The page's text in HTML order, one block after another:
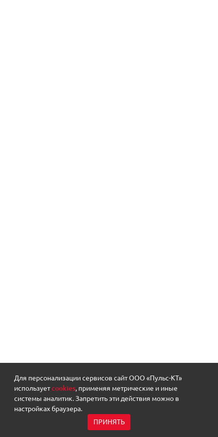
Для персонализации сервисов сайт ООО «Пульс-КТ»
используетcookies, применяя метрические и иные
системы аналитик. Запретить эти действия можно в
настройках браузера.
ПРИНЯТЬ